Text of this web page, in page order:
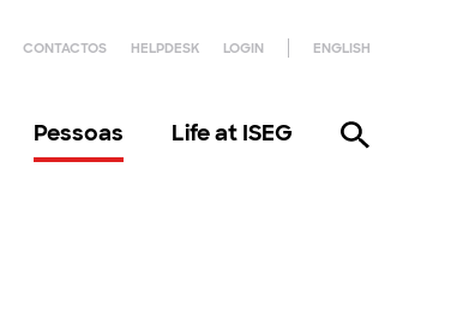
CONTACTOS HELPDESK LOGIN ENGLISH
Pessoas Life at ISEG